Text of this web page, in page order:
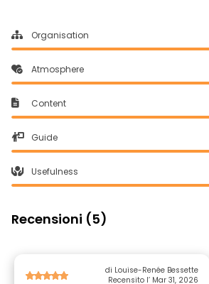
Organisation
Atmosphere
Content
Guide
Usefulness
Recensioni (5)
di Louise-Renée Bessette
Recensito l’ Mar 31, 2026